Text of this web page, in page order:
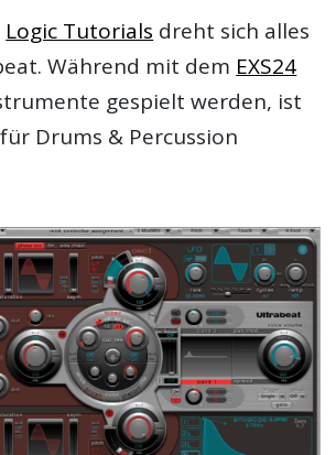
Logic Tutorials dreht sich alles
Während mit dem EXS24
gespielt werden, ist
Drums & Percussion